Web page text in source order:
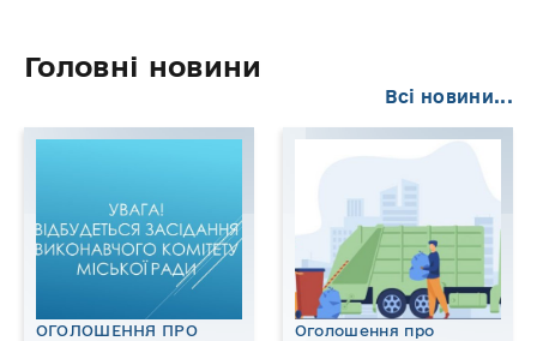
Головні новини
Всі новини...
ОГОЛОШЕННЯ ПРО
Оголошення про